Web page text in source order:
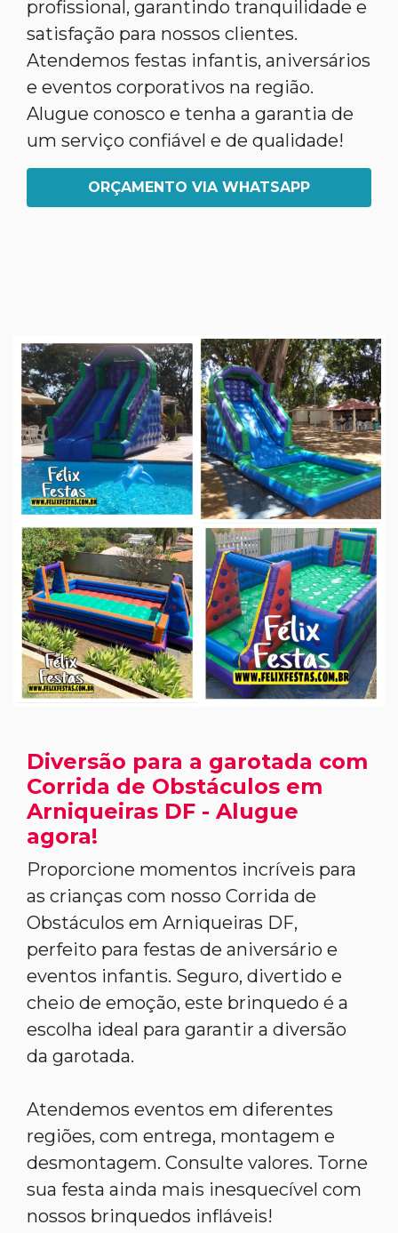
profissional, garantindo tranquilidade e
satisfação para nossos clientes.
Atendemos festas infantis, aniversários
e eventos corporativos na região.
Alugue conosco e tenha a garantia de
um serviço confiável e de qualidade!
ORÇAMENTO VIA WHATSAPP
Diversão para a garotada com
Corrida de Obstáculos em
Arniqueiras DF - Alugue
agora!
Proporcione momentos incríveis para
as crianças com nosso Corrida de
Obstáculos em Arniqueiras DF,
perfeito para festas de aniversário e
eventos infantis. Seguro, divertido e
cheio de emoção, este brinquedo é a
escolha ideal para garantir a diversão
da garotada.
Atendemos eventos em diferentes
regiões, com entrega, montagem e
desmontagem. Consulte valores. Torne
sua festa ainda mais inesquecível com
nossos brinquedos infláveis!